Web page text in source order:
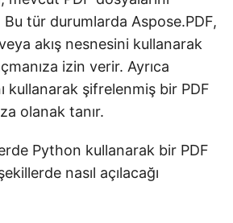
tür durumlarda Aspose.PDF,
akış nesnesini kullanarak
izin verir. Ayrıca
kullanarak şifrelenmiş bir PDF
olanak tanır.
Python kullanarak bir PDF
nasıl açılacağı